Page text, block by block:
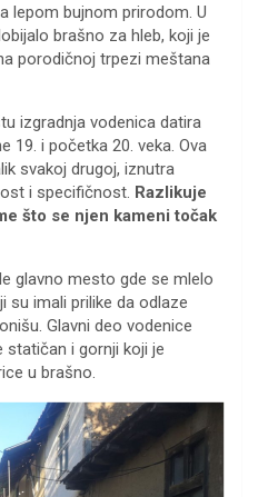
lepom bujnom prirodom. U
brašno za hleb, koji je
porodičnoj trpezi meštana
izgradnja vodenica datira
19. i početka 20. veka. Ova
svakoj drugoj, iznutra
i specifičnost. Razlikuje
što se njen kameni točak
glavno mesto gde se mlelo
su imali prilike da odlaze
Glavni deo vodenice
statičan i gornji koji je
u brašno.